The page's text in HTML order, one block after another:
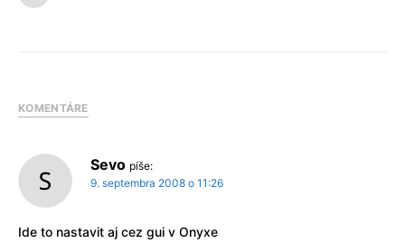
KOMENTÁRE
Sevo píše:
9. septembra 2008 o 11:26
Ide to nastavit aj cez gui v Onyxe